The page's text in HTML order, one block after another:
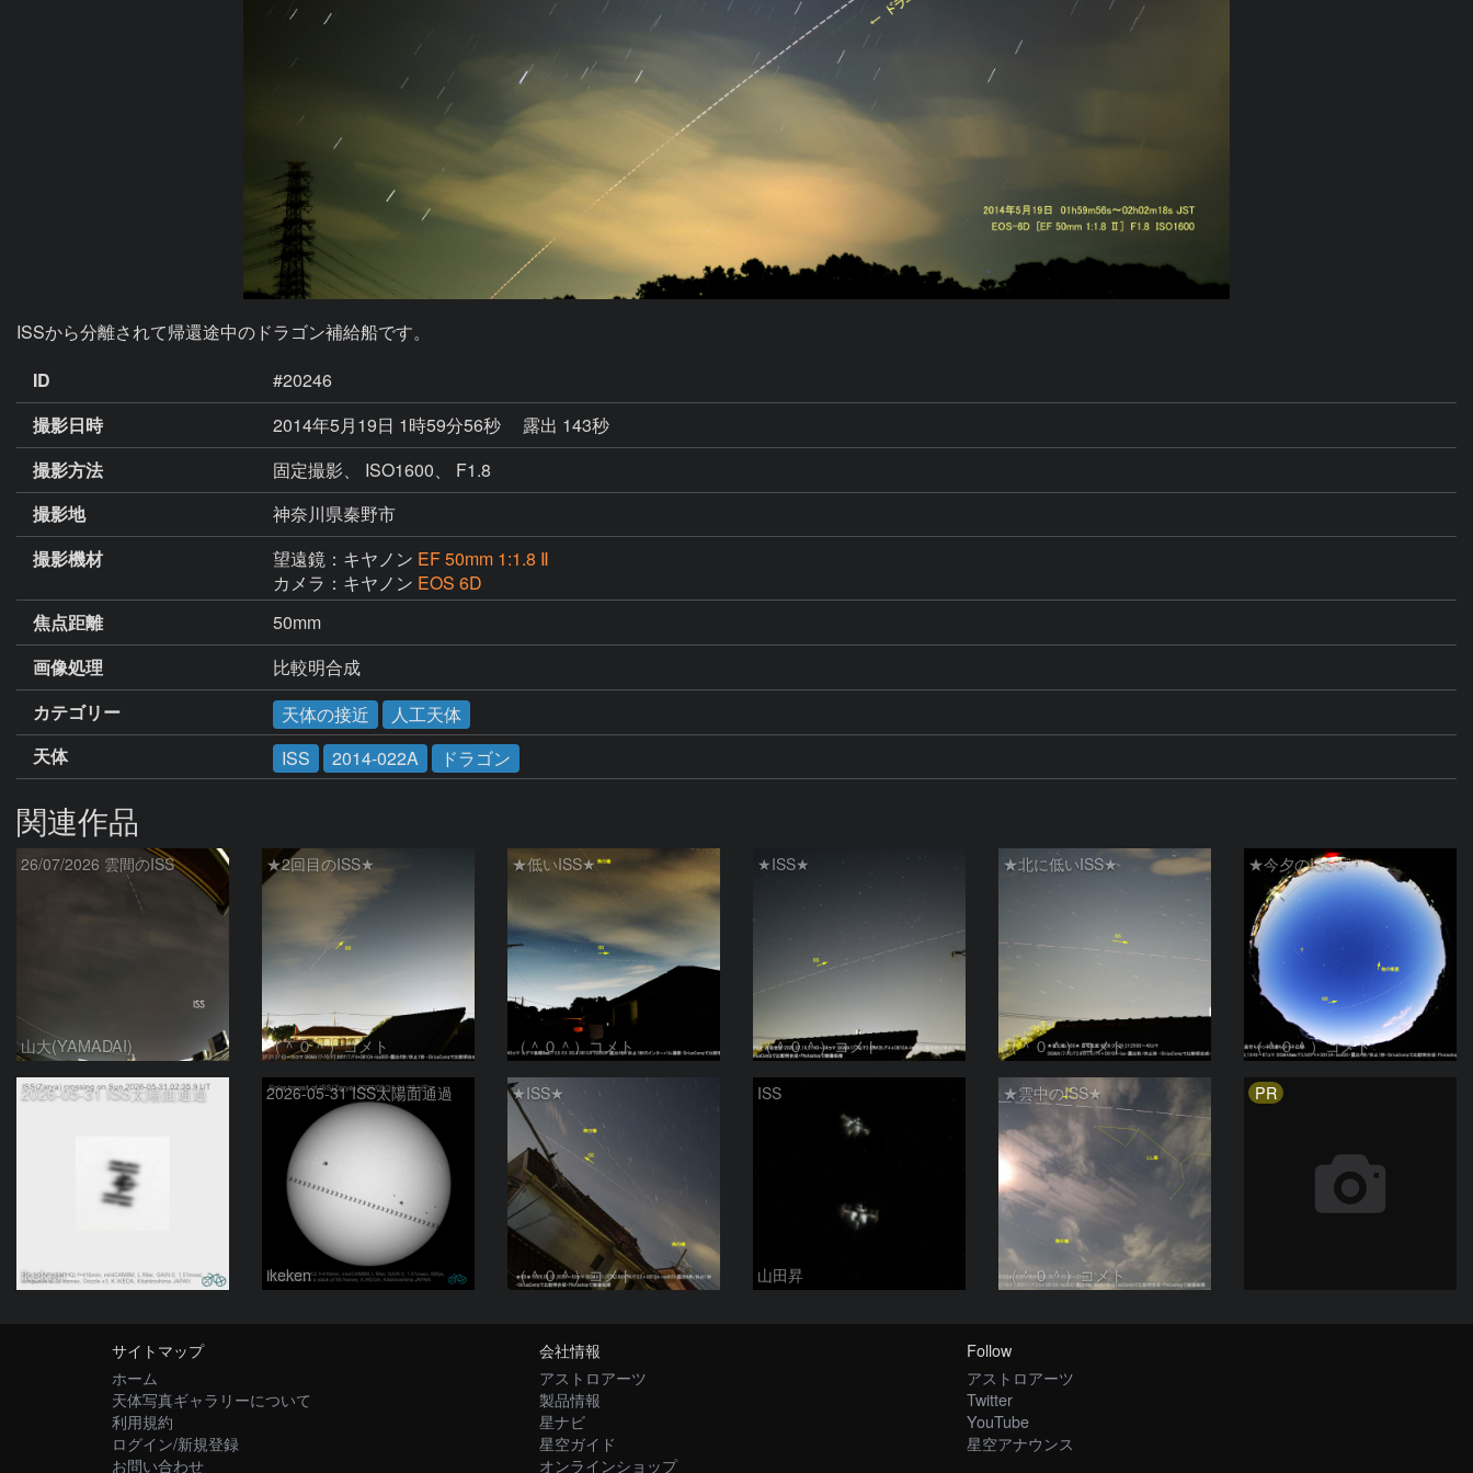
ISSから分離されて帰還途中のドラゴン補給船です。
ID
#20246
撮影日時
2014年5月19日 1時59分56秒
露出 143秒
撮影方法
固定撮影、 ISO1600、 F1.8
撮影地
神奈川県秦野市
撮影機材
望遠鏡：キヤノン EF 50mm 1:1.8 Ⅱ
カメラ：キヤノン EOS 6D
焦点距離
50mm
画像処理
比較明合成
カテゴリー
天体の接近
人工天体
天体
ISS 2014-022A ドラゴン
関連作品
26/07/2026 雲間のISS
山大(YAMADAI)
★2回目のISS★
（＾０＾）コメト
★低いISS★
（＾０＾）コメト
★ISS★
（＾０＾）コメト
★北に低いISS★
（＾０＾）コメト
★今夕のISS★
（＾０＾）コメト
2026-05-31 ISS太陽面通過
ikeken
2026-05-31 ISS太陽面通過
ikeken
★ISS★
（＾０＾）コメト
ISS
山田昇
★雲中のISS★
（＾０＾）コメト
PR
サイトマップ
ホーム
天体写真ギャラリーについて
利用規約
ログイン/新規登録
お問い合わせ
会社情報
アストロアーツ
製品情報
星ナビ
星空ガイド
オンラインショップ
Follow
アストロアーツ
Twitter
YouTube
星空アナウンス